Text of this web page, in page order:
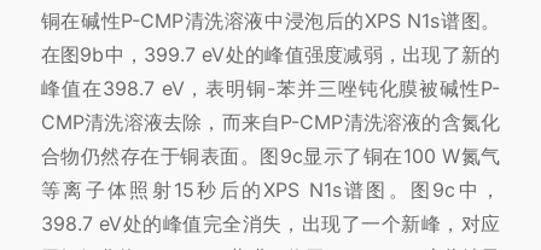
铜在碱性P-CMP清洗溶液中浸泡后的XPS N1s谱图。
在图9b中，399.7 eV处的峰值强度减弱，出现了新的
峰值在398.7 eV，表明铜-苯并三唑钝化膜被碱性P-
CMP清洗溶液去除，而来自P-CMP清洗溶液的含氮化
合物仍然存在于铜表面。图9c显示了铜在100 W氮气
等离子体照射15秒后的XPS N1s谱图。图9c中，
398.7 eV处的峰值完全消失，出现了一个新峰，对应